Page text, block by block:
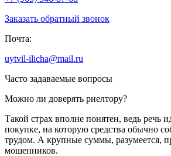
Заказать обратный звонок
Почта:
uytvil-ilicha@mail.ru
Часто задаваемые вопросы
Можно ли доверять риелтору?
Такой страх вполне понятен, ведь речь
покупке, на которую средства обычно
трудом. А крупные суммы, разумеется,
мошенников.